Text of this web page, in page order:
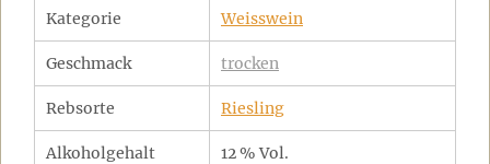
Kategorie Weisswein
Geschmack trocken
Rebsorte Riesling
Alkoholgehalt 12 % Vol.